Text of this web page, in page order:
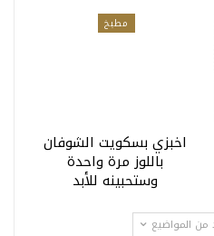
مطبخ
اخبزي بسكويت الشوفان
باللوز مرة واحدة
وستحبينه للأبد
من المواضيع